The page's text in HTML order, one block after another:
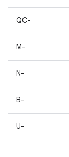
QC-
M-
N-
B-
U-